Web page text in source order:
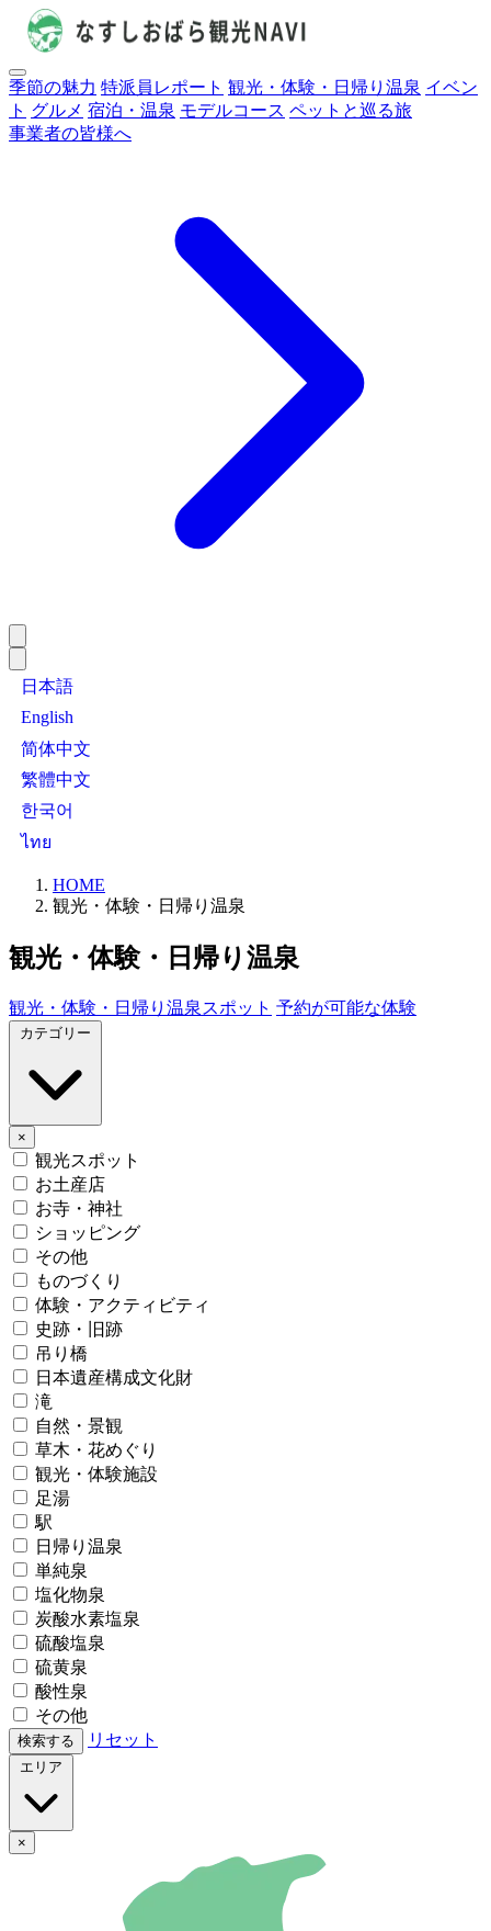
季節の魅力 特派員レポート 観光・体験・日帰り温泉 イベン
ト グルメ 宿泊・温泉 モデルコース ペットと巡る旅
事業者の皆様へ
日本語
English
简体中文
繁體中文
한국어
ไทย
HOME
観光・体験・日帰り温泉
観光・体験・日帰り温泉
観光・体験・日帰り温泉スポット 予約が可能な体験
カテゴリー
×
観光スポット
お土産店
お寺・神社
ショッピング
その他
ものづくり
体験・アクティビティ
史跡・旧跡
吊り橋
日本遺産構成文化財
滝
自然・景観
草木・花めぐり
観光・体験施設
足湯
駅
日帰り温泉
単純泉
塩化物泉
炭酸水素塩泉
硫酸塩泉
硫黄泉
酸性泉
その他
検索する リセット
エリア
×